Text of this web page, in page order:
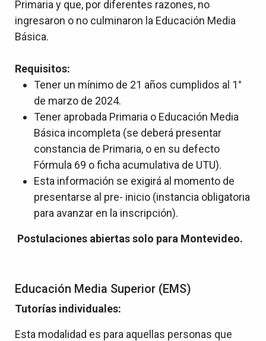
Primaria y que, por diferentes razones, no
ingresaron o no culminaron la Educación Media
Básica.
Requisitos:
Tener un mínimo de 21 años cumplidos al 1°
de marzo de 2024.
Tener aprobada Primaria o Educación Media
Básica incompleta (se deberá presentar
constancia de Primaria, o en su defecto
Fórmula 69 o ficha acumulativa de UTU).
Esta información se exigirá al momento de
presentarse al pre- inicio (instancia obligatoria
para avanzar en la inscripción).
Postulaciones abiertas solo para Montevideo.
Educación Media Superior (EMS)
Tutorías individuales:
Esta modalidad es para aquellas personas que